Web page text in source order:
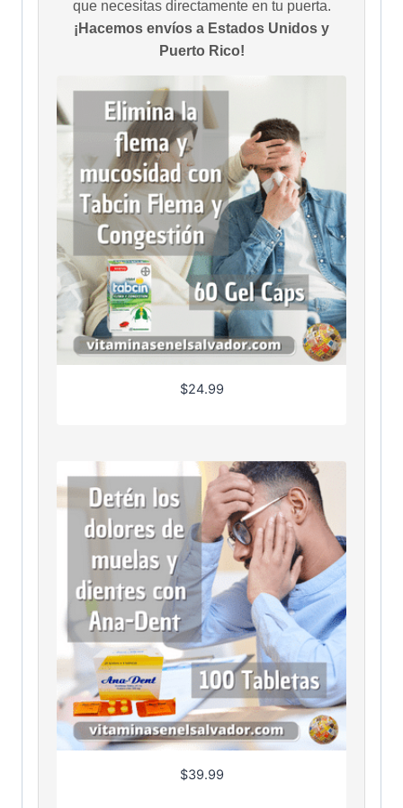
que necesitas directamente en tu puerta.
¡Hacemos envíos a Estados Unidos y
Puerto Rico!
$24.99
$39.99